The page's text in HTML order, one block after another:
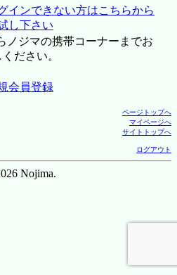
インできない方はこちらから
し下さい
ノジマの携帯コーナーまでお
ださい。
会員登録
ページトップへ
マイページへ
サイトトップへ
ログアウト
Nojima.